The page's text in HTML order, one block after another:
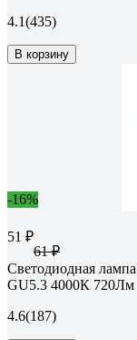
4.1(435)
В корзину
-16%
51 ₽
61 ₽
Светодиодная
GU5.3 4000К 720Лм
4.6(187)